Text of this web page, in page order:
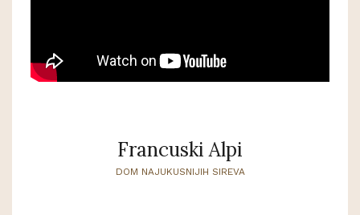
Francuski Alpi
DOM NAJUKUSNIJIH SIREVA